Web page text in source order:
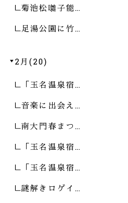
菊池松囃子能…
足湯公園に竹…
2月(20)
「玉名温泉宿…
音楽に出会え…
南大門春まつ…
「玉名温泉宿…
「玉名温泉宿…
謎解きロゲイ…